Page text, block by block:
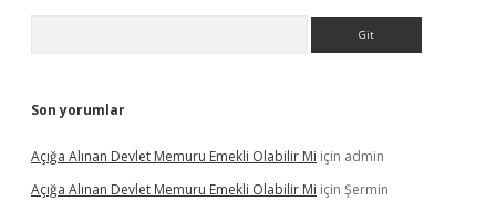
Son yorumlar
Açığa Alınan Devlet Memuru Emekli Olabilir Mi için admin
Açığa Alınan Devlet Memuru Emekli Olabilir Mi için Şermin